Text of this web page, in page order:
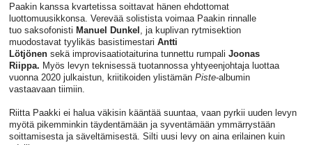
Paakin kanssa kvartetissa soittavat hänen ehdottomat
luottomuusikkonsa. Verevää solistista voimaa Paakin rinnalle
tuo saksofonisti Manuel Dunkel
, ja kuplivan rytmisektion
muodostavat tyylikäs basistimestari Antti
Lötjönensekä improvisaatiotaiturina tunnettu rumpali Joonas
Riippa. Myös levyn teknisessä tuotannossa yhtyeenjohtaja luottaa
vuonna 2020 julkaistun, kriitikoiden ylistämän Piste-albumin
vastaavaan tiimiin.
Riitta Paakki ei halua väkisin kääntää suuntaa, vaan pyrkii uuden levyn
myötä pikemminkin täydentämään ja syventämään ymmärrystään
soittamisesta ja säveltämisestä. Silti uusi levy on aina erilainen kuin